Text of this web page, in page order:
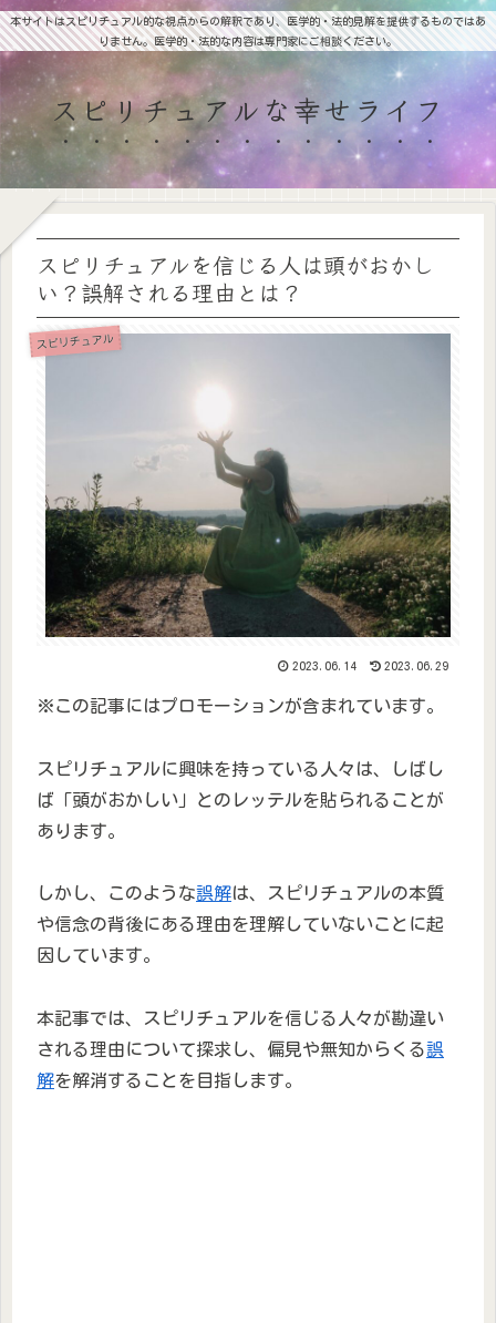
本サイトはスピリチュアル的な視点からの解釈であり、医学的・法的見解を提供するものではあ
りません。医学的・法的な内容は専門家にご相談ください。
スピリチュアルな幸せライフ
スピリチュアルを信じる人は頭がおかし
い？誤解される理由とは？
スピリチュアル
2023.06.14 2023.06.29
※この記事にはプロモーションが含まれています。
スピリチュアルに興味を持っている人々は、しばし
ば「頭がおかしい」とのレッテルを貼られることが
あります。
しかし、このような誤解は、スピリチュアルの本質
や信念の背後にある理由を理解していないことに起
因しています。
本記事では、スピリチュアルを信じる人々が勘違い
される理由について探求し、偏見や無知からくる誤
解を解消することを目指します。